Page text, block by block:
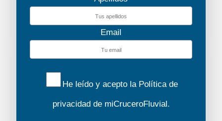
Email
He leído y acepto la Política de
privacidadde miCruceroFluvial.